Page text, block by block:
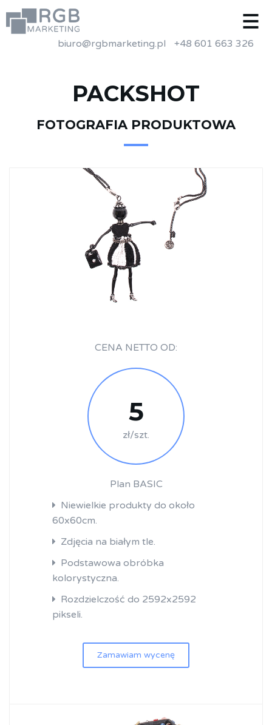
biuro@rgbmarketing.pl +48 601 663 326
PACKSHOT
FOTOGRAFIA PRODUKTOWA
CENA NETTO OD:
5
zł/szt.
Plan BASIC
Niewielkie produkty do około
60x60cm.
Zdjęcia na białym tle.
Podstawowa obróbka
kolorystyczna.
Rozdzielczość do 2592x2592
pikseli.
Zamawiam wycenę